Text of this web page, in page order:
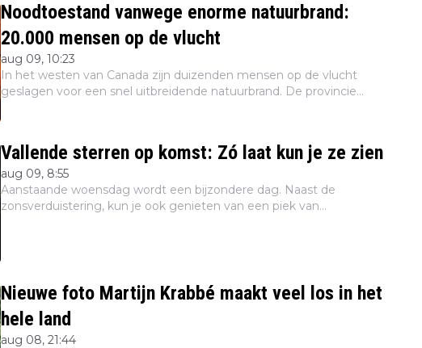
Noodtoestand vanwege enorme natuurbrand:
20.000 mensen op de vlucht
aug 09, 10:23
In het westen van Canada zijn duizenden mensen op de vlucht
geslagen voor een snel uitbreidende natuurbrand. De provincie
Vallende sterren op komst: Zó laat kun je ze zien
aug 09, 8:55
Aanstaande woensdag wordt een bijzondere dag. Naast de
zonsverduistering, kun je ook genieten van een piek van
Nieuwe foto Martijn Krabbé maakt veel los in het
hele land
aug 08, 21:44